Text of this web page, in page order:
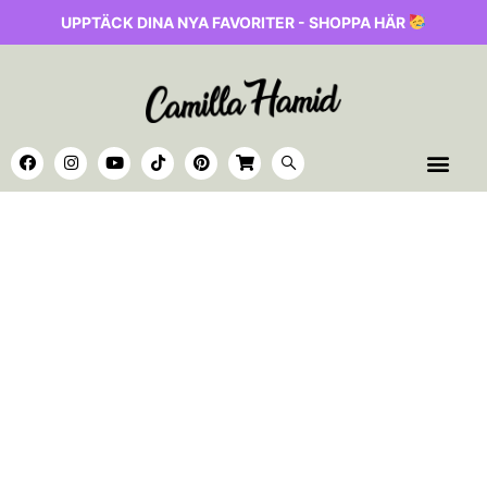
UPPTÄCK DINA NYA FAVORITER - SHOPPA HÄR